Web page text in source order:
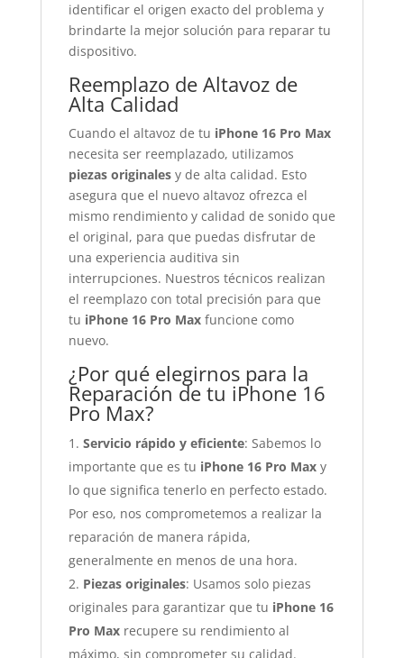
identificar el origen exacto del problema y
brindarte la mejor solución para reparar tu
dispositivo.
Reemplazo de Altavoz de
Alta Calidad
Cuando el altavoz de tu iPhone 16 Pro Max
necesita ser reemplazado, utilizamos
piezas originalesy de alta calidad. Esto
asegura que el nuevo altavoz ofrezca el
mismo rendimiento y calidad de sonido que
el original, para que puedas disfrutar de
una experiencia auditiva sin
interrupciones. Nuestros técnicos realizan
el reemplazo con total precisión para que
tu iPhone 16 Pro Maxfuncione como
nuevo.
¿Por qué elegirnos para la
Reparación de tu iPhone 16
Pro Max?
Servicio rápido y eficiente: Sabemos lo
importante que es tu iPhone 16 Pro Maxy
lo que significa tenerlo en perfecto estado.
Por eso, nos comprometemos a realizar la
reparación de manera rápida,
generalmente en menos de una hora.
Piezas originales: Usamos solo piezas
originales para garantizar que tu iPhone 16
Pro Maxrecupere su rendimiento al
máximo, sin comprometer su calidad.